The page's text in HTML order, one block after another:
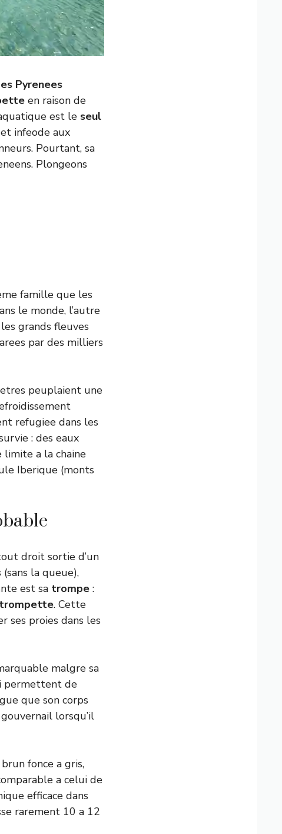
Pyrenees
en raison de
est le seul
infeode aux
Pourtant, sa
Plongeons
famille que les
le monde, l’autre
grands fleuves
par des milliers
peuplaient une
refugiee dans les
: des eaux
limite a la chaine
Iberique (monts
droit sortie d’un
(sans la queue),
est sa trompe :
. Cette
ses proies dans les
malgre sa
permettent de
que son corps
lorsqu’il
fonce a gris,
a celui de
efficace dans
rarement 10 a 12